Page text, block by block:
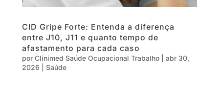
CID Gripe Forte: Entenda a diferença
entre J10, J11 e quanto tempo de
afastamento para cada caso
por Clinimed Saúde Ocupacional Trabalho| abr 30,
2026
Saúde